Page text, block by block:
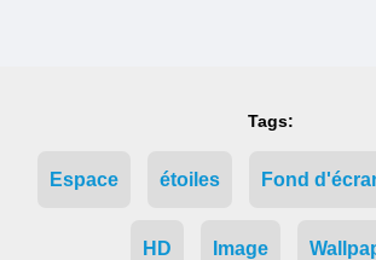
Tags:
Espace étoiles Fond
HD Image